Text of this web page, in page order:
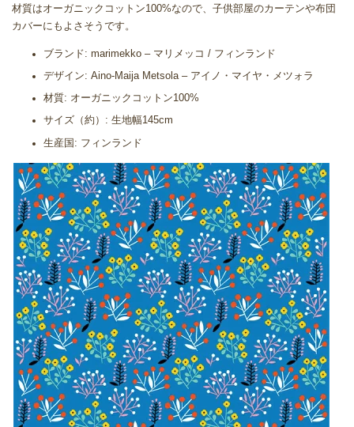
材質はオーガニックコットン100%なので、子供部屋のカーテンや布団
カバーにもよさそうです。
ブランド: marimekko – マリメッコ / フィンランド
デザイン: Aino-Maija Metsola – アイノ・マイヤ・メツォラ
材質: オーガニックコットン100%
サイズ（約）: 生地幅145cm
生産国: フィンランド